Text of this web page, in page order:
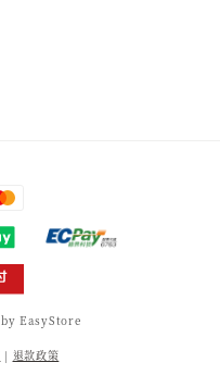
byEasyStore
| 退款政策